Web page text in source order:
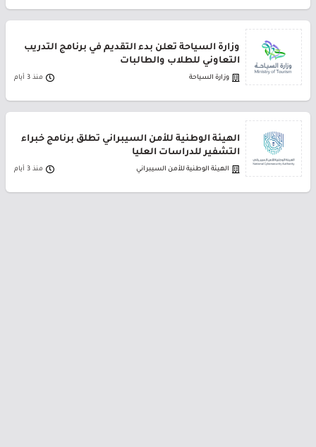
وزارة السياحة تعلن بدء التقديم في برنامج التدريب
التعاوني للطلاب والطالبات
وزارة السياحة منذ 3 أيام
الهيئة الوطنية للأمن السيبراني تطلق برنامج خبراء
التشفير للدراسات العليا
الهيئة الوطنية للأمن السيبراني منذ 3 أيام